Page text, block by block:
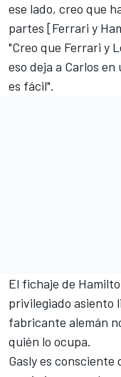
ese lado, creo que
partes [Ferrari y
"Creo que Ferrari y
eso deja a Carlos
es fácil".
El fichaje de
privilegiado asiento
fabricante alemán
quién lo ocupa.
Gasly es